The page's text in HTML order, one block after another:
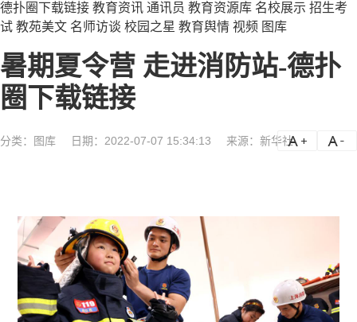
德扑圈下载链接 教育资讯 通讯员 教育资源库 名校展示 招生考
试 教苑美文 名师访谈 校园之星 教育舆情 视频 图库
暑期夏令营 走进消防站-德扑
圈下载链接
分类： 图库 日期：2022-07-07 15:34:13 来源：新华社